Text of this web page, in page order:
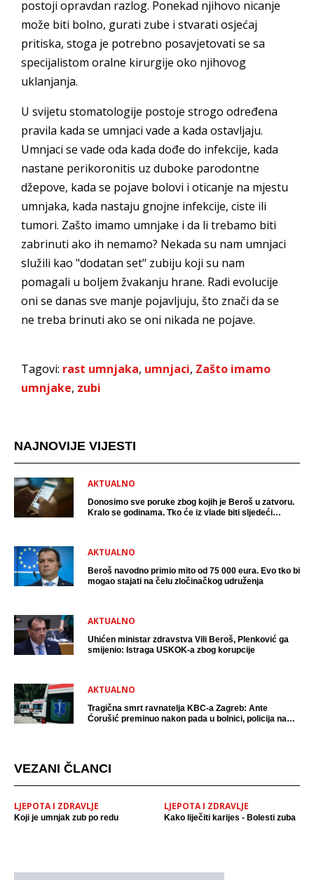
postoji opravdan razlog. Ponekad njihovo nicanje
može biti bolno, gurati zube i stvarati osjećaj
pritiska, stoga je potrebno posavjetovati se sa
specijalistom oralne kirurgije oko njihovog
uklanjanja.
U svijetu stomatologije postoje strogo određena
pravila kada se umnjaci vade a kada ostavljaju.
Umnjaci se vade oda kada dođe do infekcije, kada
nastane perikoronitis uz duboke parodontne
džepove, kada se pojave bolovi i oticanje na mjestu
umnjaka, kada nastaju gnojne infekcije, ciste ili
tumori. Zašto imamo umnjake i da li trebamo biti
zabrinuti ako ih nemamo? Nekada su nam umnjaci
služili kao "dodatan set" zubiju koji su nam
pomagali u boljem žvakanju hrane. Radi evolucije
oni se danas sve manje pojavljuju, što znači da se
ne treba brinuti ako se oni nikada ne pojave.
Tagovi: rast umnjaka, umnjaci, Zašto imamo
umnjake, zubi
NAJNOVIJE VIJESTI
AKTUALNO
Donosimo sve poruke zbog kojih je Beroš u zatvoru.
Kralo se godinama. Tko će iz vlade biti sljedeći
AKTUALNO
Beroš navodno primio mito od 75 000 eura. Evo tko bi
mogao stajati na čelu zločinačkog udruženja
AKTUALNO
Uhićen ministar zdravstva Vili Beroš, Plenković ga
smijenio: Istraga USKOK-a zbog korupcije
AKTUALNO
Tragična smrt ravnatelja KBC-a Zagreb: Ante
Ćorušić preminuo nakon pada u bolnici, policija na
VEZANI ČLANCI
LJEPOTA I ZDRAVLJE
Koji je umnjak zub po redu
LJEPOTA I ZDRAVLJE
Kako liječiti karijes - Bolesti zuba